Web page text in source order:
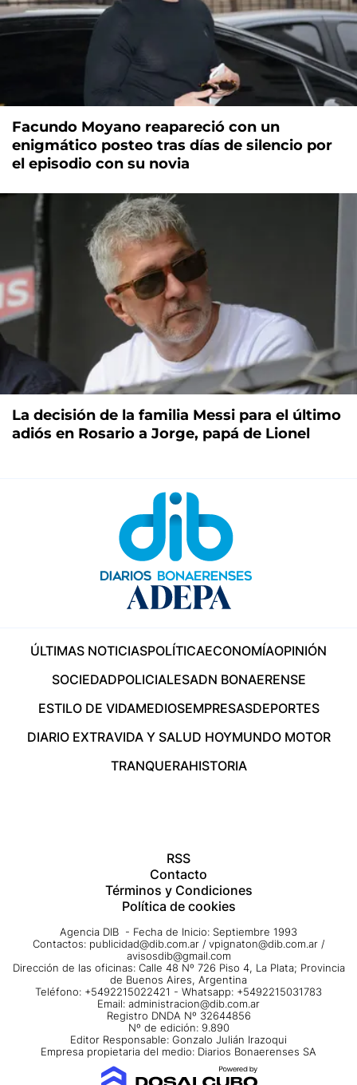
Facundo Moyano reapareció con un
enigmático posteo tras días de silencio por
el episodio con su novia
La decisión de la familia Messi para el último
adiós en Rosario a Jorge, papá de Lionel
ÚLTIMAS NOTICIASPOLÍTICAECONOMÍAOPINIÓN
SOCIEDADPOLICIALESADN BONAERENSE
ESTILO DE VIDAMEDIOSEMPRESASDEPORTES
DIARIO EXTRAVIDA Y SALUD HOYMUNDO MOTOR
TRANQUERAHISTORIA
RSS
Contacto
Términos y Condiciones
Política de cookies
Agencia DIB - Fecha de Inicio: Septiembre 1993
Contactos: publicidad@dib.com.ar / vpignaton@dib.com.ar /
avisosdib@gmail.com
Dirección de las oficinas: Calle 48 Nº 726 Piso 4, La Plata; Provincia
de Buenos Aires, Argentina
Teléfono: +5492215022421 - Whatsapp: +5492215031783
Email: administracion@dib.com.ar
Registro DNDA Nº 32644856
Nº de edición: 9.890
Editor Responsable: Gonzalo Julián Irazoqui
Empresa propietaria del medio: Diarios Bonaerenses SA